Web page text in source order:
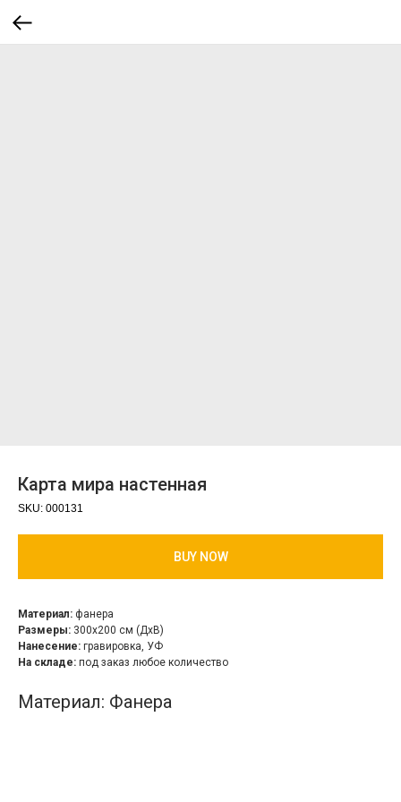
Карта мира настенная
SKU: 000131
BUY NOW
Материал: фанера
Размеры: 300х200 см (ДхВ)
Нанесение: гравировка, УФ
На складе: под заказ любое количество
Материал: Фанера